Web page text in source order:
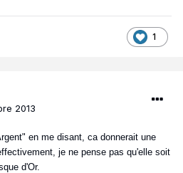
1
2013
en me disant, ca donnerait une
je ne pense pas qu'elle soit
d'Or.